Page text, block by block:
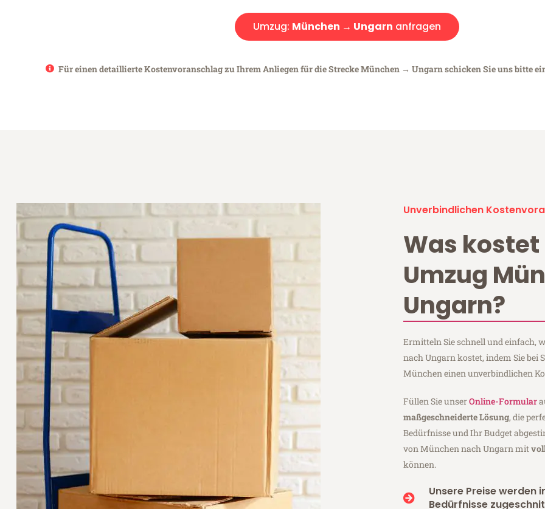
Umzug: München → Ungarn anfragen
Für einen detaillierte Kostenvoranschlag zu Ihrem Anliegen für die Strecke München → Ungarn schicken Sie uns bitte
Unverbindlichen
Was kostet
Umzug
Ungarn?
Ermitteln Sie schnell und einfach,
nach Ungarn kostet, indem Sie bei
München einen unverbindlichen
Füllen Sie unserOnline-Formular
maßgeschneiderte Lösung, die
Bedürfnisse und Ihr Budget
von München nach Ungarn mit
können.
Unsere Preise werden
Bedürfnisse